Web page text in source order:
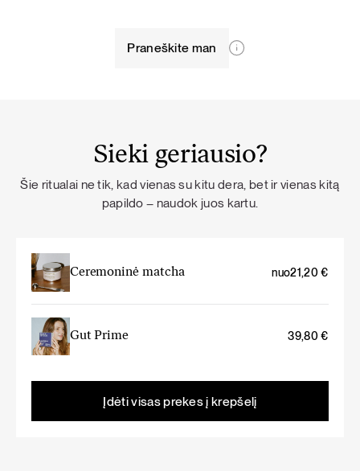
Praneškite man
Sieki geriausio?
Šie ritualai ne tik, kad vienas su kitu dera, bet ir vienas kitą
papildo – naudok juos kartu.
Ceremoninė matcha nuo21,20€
Gut Prime 39,80€
Įdėti visas prekes į krepšelį